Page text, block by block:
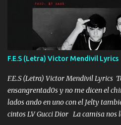
A veces me pongo un sombrero a
con la mirada siempre en alto A
me fajó una Glock siempre armado
traigo El chiste es que hago lo que
yo tengo el control a todos yo les
malcriado un malandrón Que Les
las risas las que me miran hay
F.E.S (Letra) Victor Mendivil Lyrics
F.E.S (Letra) Victor Mendivil Lyrics
ensangrentad0s y no me dicen el
lados ando en uno con el Jelty
cintos LV Gucci Dior La camisa nos